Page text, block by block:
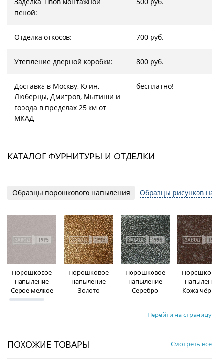
пеной:
Отделка откосов: 700 руб.
Утепление дверной коробки: 800 руб.
Доставка в Москву, Клин,
Люберцы, Дмитров, Мытищи и
города в пределах 25 км от
МКАД
бесплатно!
КАТАЛОГ ФУРНИТУРЫ И ОТДЕЛКИ
Образцы порошкового напыления Образцы рисунков на
Порошковое
напыление
Серое мелкое
Порошковое
напыление
Золото
Порошковое
напыление
Серебро
напыление
Кожа
Перейти на страницу
ПОХОЖИЕ ТОВАРЫ Смотреть все